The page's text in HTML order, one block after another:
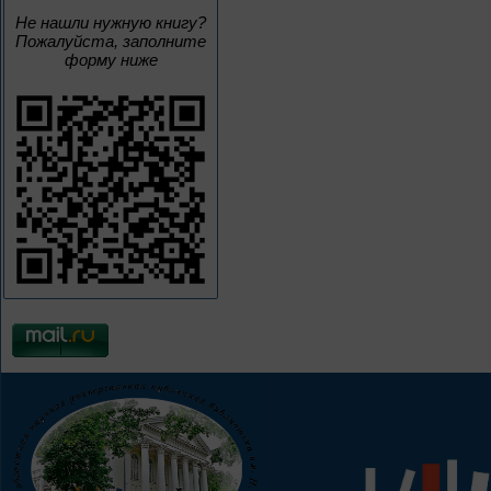
Не нашли нужную книгу?
Пожалуйста, заполните
форму ниже